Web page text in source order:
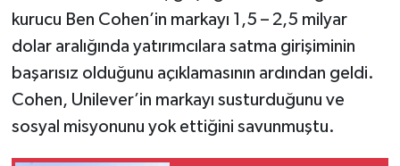
kurucu Ben Cohen’in markayı 1,5 – 2,5 milyar
dolar aralığında yatırımcılara satma girişiminin
başarısız olduğunu açıklamasının ardından geldi.
Cohen, Unilever’in markayı susturduğunu ve
sosyal misyonunu yok ettiğini savunmuştu.